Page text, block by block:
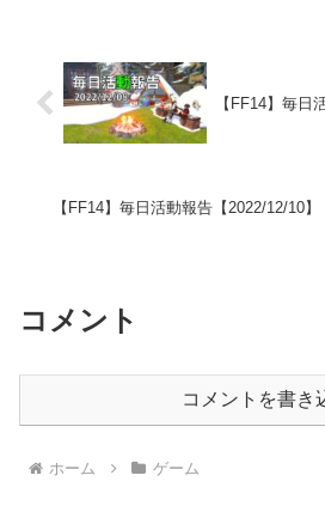
【FF14】毎日
【FF14】毎日活動報告【2022/12/10】
コメント
コメントを書き
ホーム ゲーム